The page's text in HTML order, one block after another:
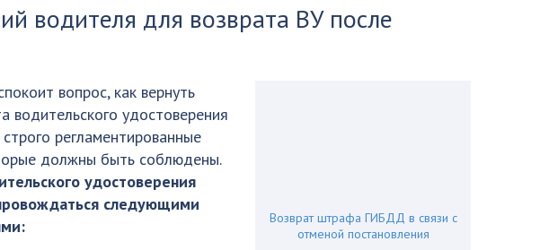
водителя для возврата ВУ после
Возврат штрафа ГИБДД в связи с
отменой постановления
вопрос, как вернуть
водительского удостоверения
регламентированные
должны быть соблюдены.
удостоверения
следующими